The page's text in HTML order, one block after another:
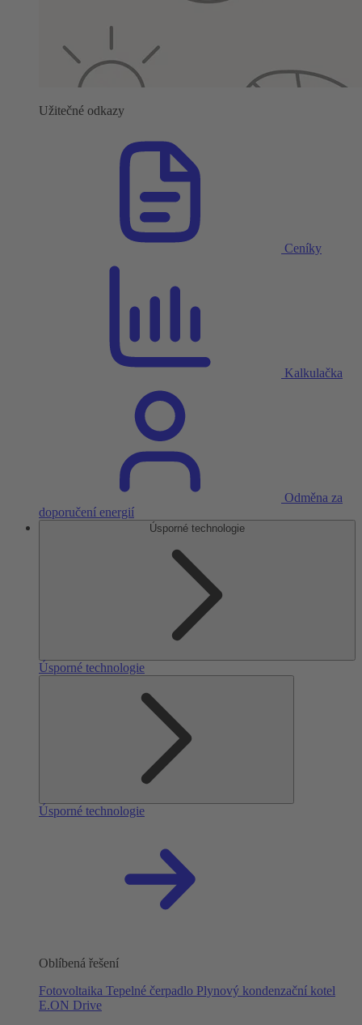
Užitečné odkazy
Ceníky
Kalkulačka
Odměna za
doporučení energií
Úsporné technologie
Úsporné technologie
Úsporné technologie
Oblíbená řešení
Fotovoltaika Tepelné čerpadlo Plynový kondenzační kotel
E.ON Drive